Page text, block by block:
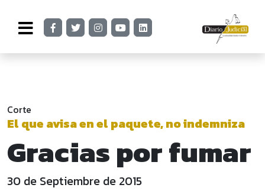
Corte
El que avisa en el paquete, no indemniza
Gracias por fumar
30 de Septiembre de 2015